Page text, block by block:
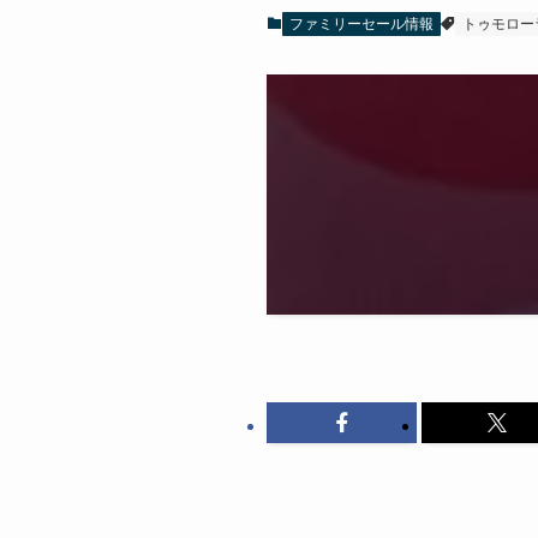
ファミリーセール情報 トゥモロ